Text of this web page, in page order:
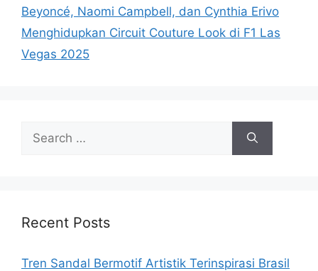
Beyoncé, Naomi Campbell, dan Cynthia Erivo
Menghidupkan Circuit Couture Look di F1 Las
Vegas 2025
for:
Recent Posts
Tren Sandal Bermotif Artistik Terinspirasi Brasil